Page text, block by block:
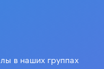
в наших группах